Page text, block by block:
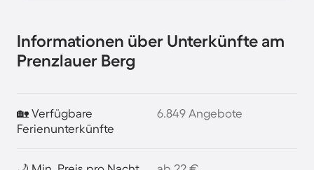
Informationen über Unterkünfte am
Prenzlauer Berg
🏡 Verfügbare
Ferienunterkünfte
6.849 Angebote